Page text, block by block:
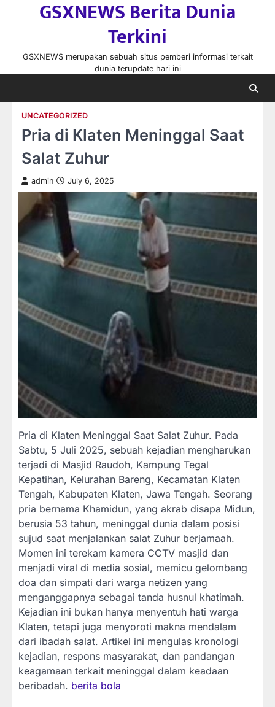
GSXNEWS Berita Dunia
Terkini
GSXNEWS merupakan sebuah situs pemberi informasi terkait
dunia terupdate hari ini
UNCATEGORIZED
Pria di Klaten Meninggal Saat
Salat Zuhur
admin July 6, 2025
Pria di Klaten Meninggal Saat Salat Zuhur. Pada
Sabtu, 5 Juli 2025, sebuah kejadian mengharukan
terjadi di Masjid Raudoh, Kampung Tegal
Kepatihan, Kelurahan Bareng, Kecamatan Klaten
Tengah, Kabupaten Klaten, Jawa Tengah. Seorang
pria bernama Khamidun, yang akrab disapa Midun,
berusia 53 tahun, meninggal dunia dalam posisi
sujud saat menjalankan salat Zuhur berjamaah.
Momen ini terekam kamera CCTV masjid dan
menjadi viral di media sosial, memicu gelombang
doa dan simpati dari warga netizen yang
menganggapnya sebagai tanda husnul khatimah.
Kejadian ini bukan hanya menyentuh hati warga
Klaten, tetapi juga menyoroti makna mendalam
dari ibadah salat. Artikel ini mengulas kronologi
kejadian, respons masyarakat, dan pandangan
keagamaan terkait meninggal dalam keadaan
beribadah. berita bola